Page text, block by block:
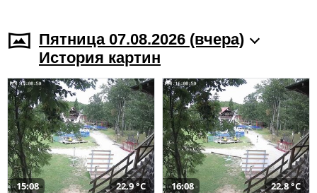
Пятница 07.08.2026 (вчера)
История картин
15:08 22,9 °C 16:08 22,8 °C